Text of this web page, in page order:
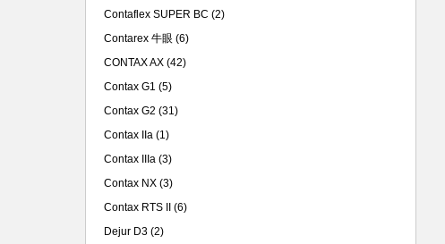
Contaflex SUPER BC (2)
Contarex 牛眼 (6)
CONTAX AX (42)
Contax G1 (5)
Contax G2 (31)
Contax IIa (1)
Contax IIIa (3)
Contax NX (3)
Contax RTS II
(6)
Dejur D3 (2)